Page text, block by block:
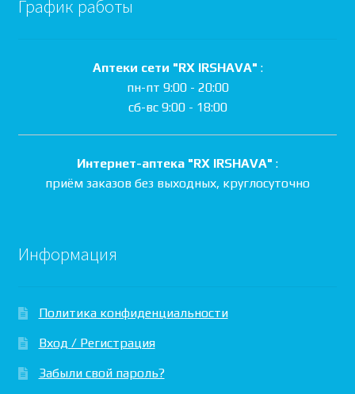
График работы
Аптеки сети "RX IRSHAVA" :
пн-пт 9:00 - 20:00
сб-вс 9:00 - 18:00
Интернет-аптека "RX IRSHAVA" :
приём заказов без выходных, круглосуточно
Информация
Политика конфиденциальности
Вход / Регистрация
Забыли свой пароль?